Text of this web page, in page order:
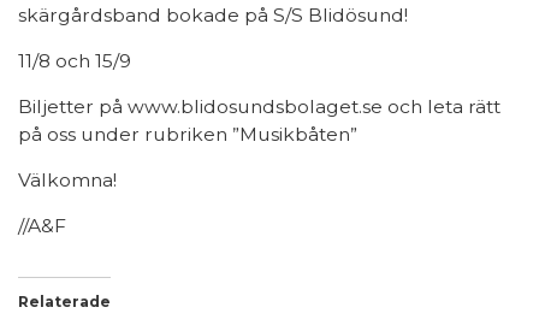
skärgårdsband bokade på S/S Blidösund!
11/8 och 15/9
Biljetter på www.blidosundsbolaget.se och leta rätt
på oss under rubriken ”Musikbåten”
Välkomna!
//A&F
Relaterade